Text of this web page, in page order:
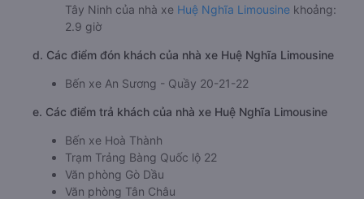
Tây Ninh của nhà xe Huệ Nghĩa Limousine khoảng:
2.9 giờ
d. Các điểm đón khách của nhà xe Huệ Nghĩa Limousine
Bến xe An Sương - Quầy 20-21-22
e. Các điểm trả khách của nhà xe Huệ Nghĩa Limousine
Bến xe Hoà Thành
Trạm Trảng Bàng Quốc lộ 22
Văn phòng Gò Dầu
Văn phòng Tân Châu